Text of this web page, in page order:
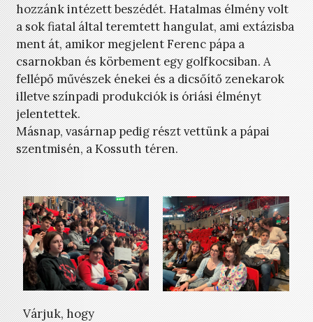
hozzánk intézett beszédét. Hatalmas élmény volt
a sok fiatal által teremtett hangulat, ami extázisba
ment át, amikor megjelent Ferenc pápa a
csarnokban és körbement egy golfkocsiban. A
fellépő művészek énekei és a dicsőítő zenekarok
illetve színpadi produkciók is óriási élményt
jelentettek.
Másnap, vasárnap pedig részt vettünk a pápai
szentmisén, a Kossuth téren.
Várjuk, hogy